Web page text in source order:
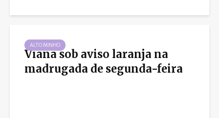
ALTO MINHO
Viana sob aviso laranja na
madrugada de segunda-feira